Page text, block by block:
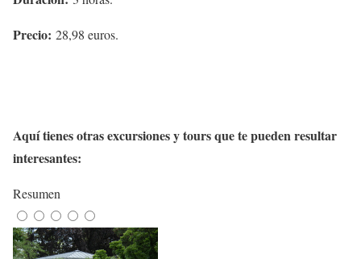
Precio: 28,98 euros.
Aquí tienes otras excursiones y tours que te pueden resultar
interesantes:
Resumen